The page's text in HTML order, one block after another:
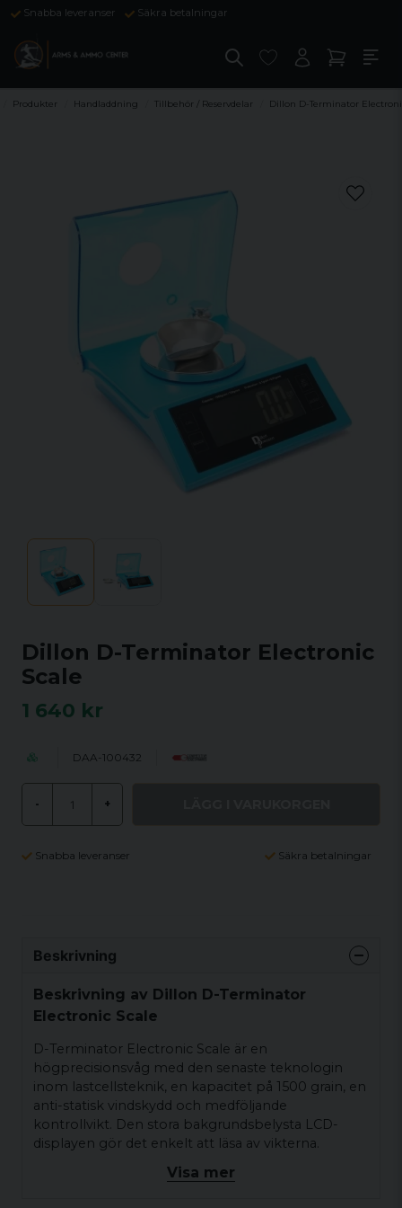
Snabba leveranser Säkra betalningar
Produkter Handladdning Tillbehör / Reservdelar Dillon D-Terminator
Dillon D-Terminator Electronic
Scale
1 640 kr
DAA-100432
- +
Snabba leveranser Säkra betalningar
Beskrivning
Beskrivning av Dillon D-Terminator
Electronic Scale
D-Terminator Electronic Scale är en
högprecisionsvåg med den senaste teknologin
inom lastcellsteknik, en kapacitet på 1500 grain, en
anti-statisk vindskydd och medföljande
kontrollvikt. Den stora bakgrundsbelysta LCD-
displayen gör det enkelt att läsa av vikterna.
Terminator-vågen drivs av fyra AA-batterier eller
Visa mer